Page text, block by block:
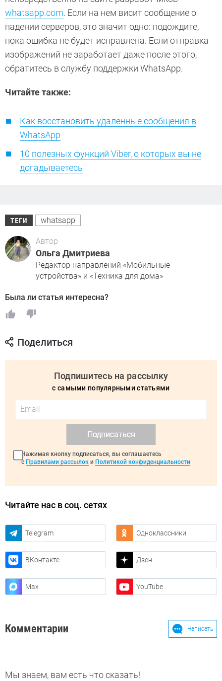
whatsapp.com. Если на нем висит сообщение о
падении серверов, это значит одно: подождите,
пока ошибка не будет исправлена. Если отправка
изображений не заработает даже после этого,
обратитесь в службу поддержки WhatsApp.
Читайте также:
Как восстановить удаленные сообщения в
WhatsApp
10 полезных функций Viber, о которых вы не
догадываетесь
ТЕГИ whatsapp
Автор
Ольга Дмитриева
Редактор направлений «Мобильные
устройства» и «Техника для дома»
Была ли статья интересна?
Поделиться
Подпишитесь на рассылку
с самыми популярными статьями
Подписаться
Нажимая кнопку подписаться, вы соглашаетесь
с Правилами рассылок и Политикой конфиденциальности
Читайте нас в соц. сетях
Telegram Одноклассники
ВКонтакте Дзен
Max YouTube
Комментарии Написать
Мы знаем, вам есть что сказать!